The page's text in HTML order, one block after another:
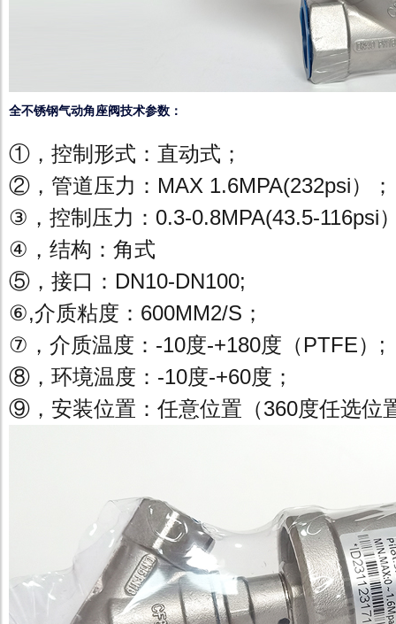
全不锈钢气动角座阀技术参数：
①，控制形式：直动式；
②，管道压力：MAX 1.6MPA(232psi）；
③，控制压力：0.3-0.8MPA(43.5-116psi
④，结构：角式
⑤，接口：DN10-DN100;
⑥,介质粘度：600MM2/S；
⑦，介质温度：-10度-+180度（PTFE）;
⑧，环境温度：-10度-+60度；
⑨，安装位置：任意位置（360度任选位